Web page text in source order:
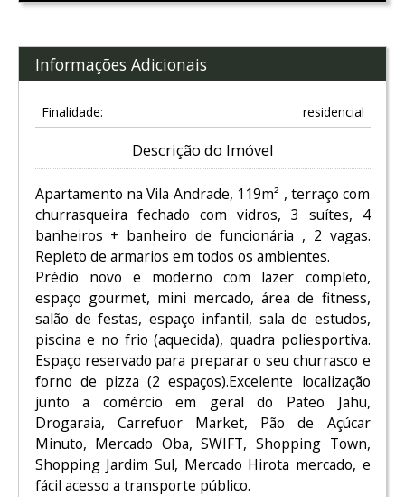
Informações Adicionais
Finalidade: residencial
Descrição do Imóvel
Apartamento na Vila Andrade, 119m² , terraço com
churrasqueira fechado com vidros, 3 suítes, 4
banheiros + banheiro de funcionária , 2 vagas.
Repleto de armarios em todos os ambientes.
Prédio novo e moderno com lazer completo,
espaço gourmet, mini mercado, área de fitness,
salão de festas, espaço infantil, sala de estudos,
piscina e no frio (aquecida), quadra poliesportiva.
Espaço reservado para preparar o seu churrasco e
forno de pizza (2 espaços).Excelente localização
junto a comércio em geral do Pateo Jahu,
Drogaraia, Carrefuor Market, Pão de Açúcar
Minuto, Mercado Oba, SWIFT, Shopping Town,
Shopping Jardim Sul, Mercado Hirota mercado, e
fácil acesso a transporte público.